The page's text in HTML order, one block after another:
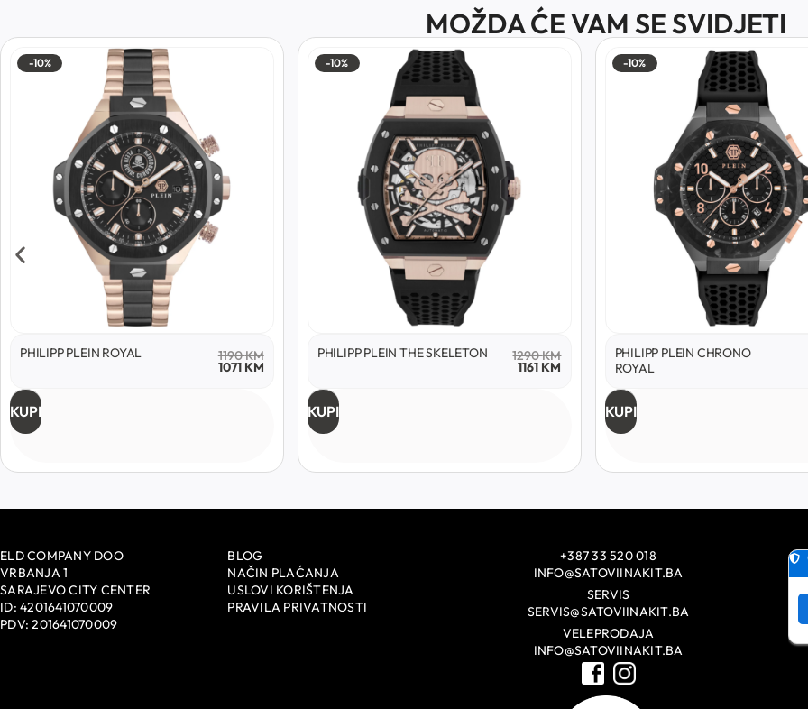
MOŽDA ĆE VAM SE SVIDJETI
-10%
PHILIPP PLEIN ROYAL 1190KM
1071 KM
KUPI
-10%
PHILIPP PLEIN THE SKELETON 1290KM
1161 KM
KUPI
-10%
PHILIPP PLEIN CHRONO
ROYAL
KUPI
ELD COMPANY DOO
VRBANJA 1
SARAJEVO CITY CENTER
ID: 4201641070009
PDV: 201641070009
BLOG
NAČIN PLAĆANJA
USLOVI KORIŠTENJA
PRAVILA PRIVATNOSTI
+387 33 520 018
INFO@SATOVIINAKIT.BA
SERVIS
SERVIS@SATOVIINAKIT.BA
VELEPRODAJA
INFO@SATOVIINAKIT.BA